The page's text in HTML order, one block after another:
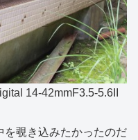
14-42mmF3.5-5.6II
を覗き込みたかったのだ